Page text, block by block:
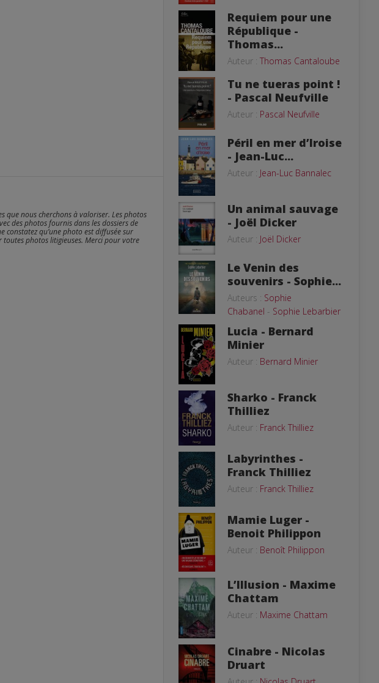
que nous cherchons à valoriser. Les photos
des photos fournis dans les dossiers de
qu’une photo est diffusée sur
toutes photos litigieuses. Merci pour votre
Requiem pour une
République -
Thomas...
Auteur : Thomas Cantaloube
Tu ne tueras point !
- Pascal Neufville
Auteur : Pascal Neufville
Péril en mer d’Iroise
- Jean-Luc...
Auteur : Jean-Luc Bannalec
Un animal sauvage
- Joël Dicker
Auteur : Joël Dicker
Le Venin des
souvenirs - Sophie...
Auteurs : Sophie
Chabanel - Sophie Lebarbier
Lucia - Bernard
Minier
Auteur : Bernard Minier
Sharko - Franck
Thilliez
Auteur : Franck Thilliez
Labyrinthes -
Franck Thilliez
Auteur : Franck Thilliez
Mamie Luger -
Benoit Philippon
Auteur : Benoît Philippon
L’Illusion - Maxime
Chattam
Auteur : Maxime Chattam
Cinabre - Nicolas
Druart